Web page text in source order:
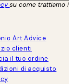
su come trattiamo i
Art Advice
clienti
il tuo ordine
di acquisto